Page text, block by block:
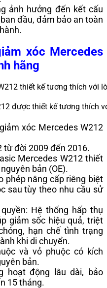
ảnh hưởng đến kết cấu
đầu, đảm bảo an toàn
xóc Mercedes
hãng
được thiết kế tương thích
xóc Mercedes W212
từ đời 2009 đến 2016.
Mercedes W212 thiết
bản (OE).
phép nâng cấp riêng biệt
sau tùy theo nhu cầu sử
Hệ thống hấp thụ
giảm sốc hiệu quả, triệt
hạn chế tình trạng
khi di chuyển.
và vỏ phuộc có kích
bản.
hoạt động lâu dài, bảo
15 tháng.